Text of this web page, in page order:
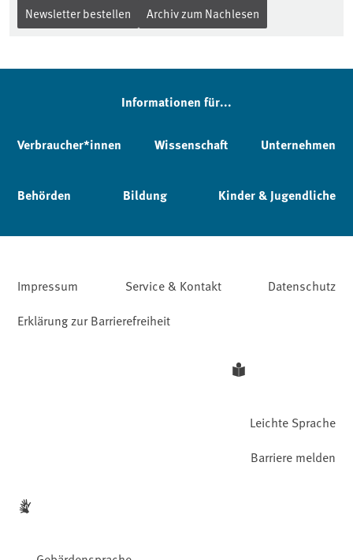
Newsletter bestellen Archiv zum Nachlesen
Informationen für...
Verbraucher*innen Wissenschaft Unternehmen
Behörden Bildung Kinder & Jugendliche
Impressum Service & Kontakt
Datenschutz
Erklärung zur Barrierefreiheit
Leichte Sprache
Barriere melden